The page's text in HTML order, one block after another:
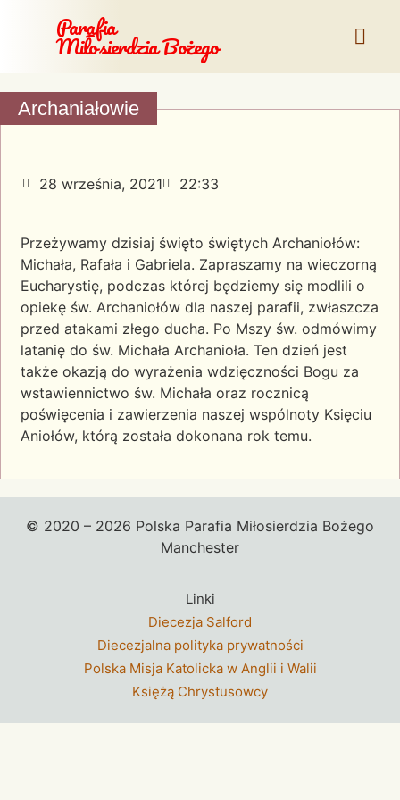
Parafia
Miłosierdzia Bożego
Archaniałowie
28 września, 2021 22:33
Przeżywamy dzisiaj święto świętych Archaniołów:
Michała, Rafała i Gabriela. Zapraszamy na wieczorną
Eucharystię, podczas której będziemy się modlili o
opiekę św. Archaniołów dla naszej parafii, zwłaszcza
przed atakami złego ducha. Po Mszy św. odmówimy
latanię do św. Michała Archanioła. Ten dzień jest
także okazją do wyrażenia wdzięczności Bogu za
wstawiennictwo św. Michała oraz rocznicą
poświęcenia i zawierzenia naszej wspólnoty Księciu
Aniołów, którą została dokonana rok temu.
© 2020 – 2026 Polska Parafia Miłosierdzia Bożego
Manchester
Linki
Diecezja Salford
Diecezjalna polityka prywatności
Polska Misja Katolicka w Anglii i Walii
Księżą Chrystusowcy